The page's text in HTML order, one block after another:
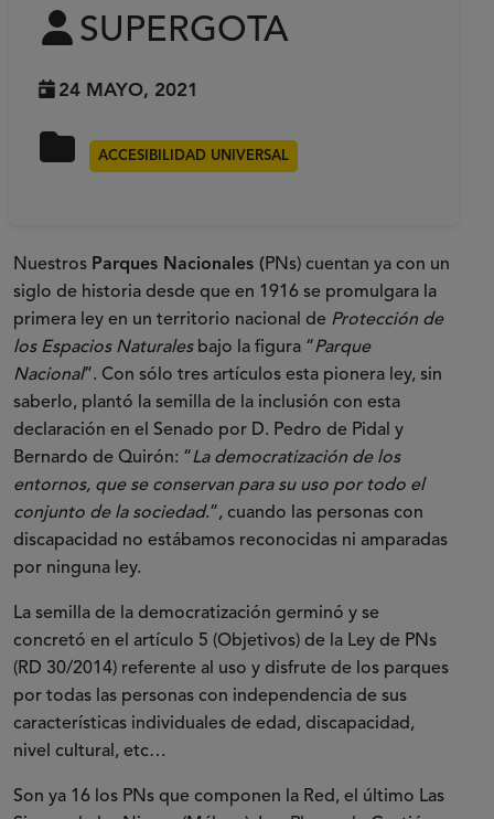
SUPERGOTA
24 MAYO, 2021
ACCESIBILIDAD UNIVERSAL
Nuestros Parques Nacionales ( PNs) cuentan ya con un
siglo de historia desde que en 1916 se promulgara la
primera ley en un territorio nacional de Protección de
los Espacios Naturalesbajo la figura “Parque
Nacional”. Con sólo tres artículos esta pionera ley, sin
saberlo, plantó la semilla de la inclusión con esta
declaración en el Senado por D. Pedro de Pidal y
Bernardo de Quirón: “La democratización de los
entornos, que se conservan para su uso por todo el
conjunto de la sociedad.”, cuando las personas con
discapacidad no estábamos reconocidas ni amparadas
por ninguna ley.
La semilla de la democratización germinó y se
concretó en el artículo 5 (Objetivos) de la Ley de PNs
(RD 30/2014) referente al uso y disfrute de los parques
por todas las personas con independencia de sus
características individuales de edad, discapacidad,
nivel cultural, etc…
Son ya 16 los PNs que componen la Red, el último Las